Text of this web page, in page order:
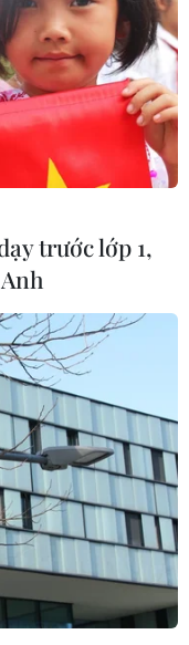
đá tại Mỹ
trước lớp 1,